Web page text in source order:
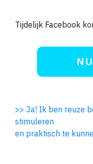
Tijdelijk Facebook
>> Ja! Ik ben reuze
stimuleren
en praktisch te